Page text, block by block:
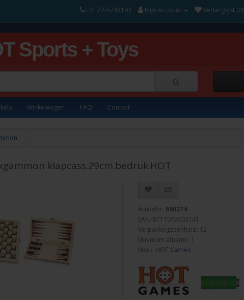
+31 72-5743193 Mijn Account Verlanglijst (0)
Sports + Toys
Winkelwagen FAQ Contact
klapcass.29cm.bedruk.HOT
Artikelnr: 690274
EAN: 8717072002741
Verpakkingseenheid: 12
Minimum afname: 1
Merk: HOT Games